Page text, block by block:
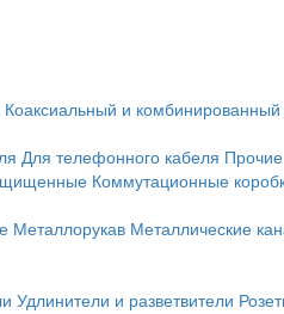
Коаксиальный и комбинированный
Для телефонного кабеля Прочие
Коммутационные
Металлорукав Металлические
Удлинители и разветвители